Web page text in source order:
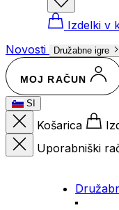
Izdelki v
Novosti
Družabne igre
MOJ RAČUN
SI
Košarica
Uporabniški